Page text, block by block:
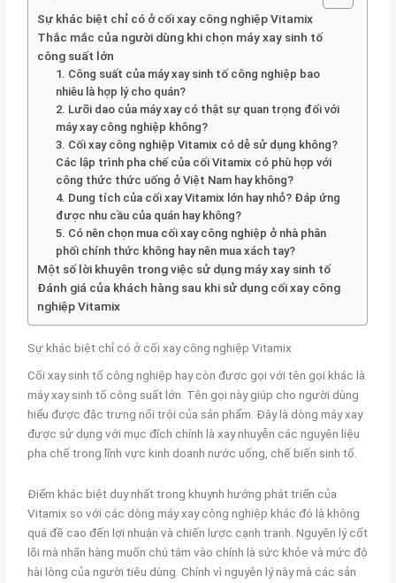
Sự khác biệt chỉ có ở cối xay công nghiệp Vitamix
Thắc mắc của người dùng khi chọn máy xay sinh tố
công suất lớn
1. Công suất của máy xay sinh tố công nghiệp bao
nhiêu là hợp lý cho quán?
2. Lưỡi dao của máy xay có thật sự quan trọng đối với
máy xay công nghiệp không?
3. Cối xay công nghiệp Vitamix có dễ sử dụng không?
Các lập trình pha chế của cối Vitamix có phù hợp với
công thức thức uống ở Việt Nam hay không?
4. Dung tích của cối xay Vitamix lớn hay nhỏ? Đáp ứng
được nhu cầu của quán hay không?
5. Có nên chọn mua cối xay công nghiệp ở nhà phân
phối chính thức không hay nên mua xách tay?
Một số lời khuyên trong việc sử dụng máy xay sinh tố
Đánh giá của khách hàng sau khi sử dụng cối xay công
nghiệp Vitamix
Sự khác biệt chỉ có ở cối xay công nghiệp Vitamix
Cối xay sinh tố công nghiệp hay còn được gọi với tên gọi khác là
máy xay sinh tố công suất lớn. Tên gọi này giúp cho người dùng
hiểu được đặc trưng nổi trội của sản phẩm. Đây là dòng máy xay
được sử dụng với mục đích chính là xay nhuyễn các nguyên liệu
pha chế trong lĩnh vực kinh doanh nước uống, chế biến sinh tố.
Điểm khác biệt duy nhất trong khuynh hướng phát triển của
Vitamix so với các dòng máy xay công nghiệp khác đó là không
quá đề cao đến lợi nhuận và chiến lược cạnh tranh. Nguyên lý cốt
lõi mà nhãn hàng muốn chú tâm vào chính là sức khỏe và mức độ
hài lòng của người tiêu dùng. Chính vì nguyên lý này mà các sản